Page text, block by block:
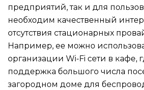
предприятий, так и для
необходим качественный
отсутствия стационарных
Например, ее можно
организации Wi-Fi сети в кафе,
поддержка большого числа
загородном доме для